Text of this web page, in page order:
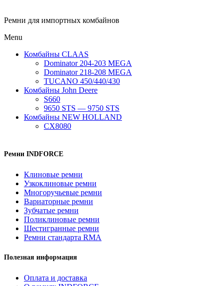
Ремни для импортных комбайнов
Menu
Комбайны CLAAS
Dominator 204-203 MEGA
Dominator 218-208 MEGA
TUCANO 450/440/430
Комбайны John Deere
S660
9650 STS — 9750 STS
Комбайны NEW HOLLAND
CX8080
Ремни INDFORCE
Клиновые ремни
Узкоклиновые ремни
Многоручьевые ремни
Вариаторные ремни
Зубчатые ремни
Поликлиновые ремни
Шестигранные ремни
Ремни стандарта RMA
Полезная информация
Оплата и доставка